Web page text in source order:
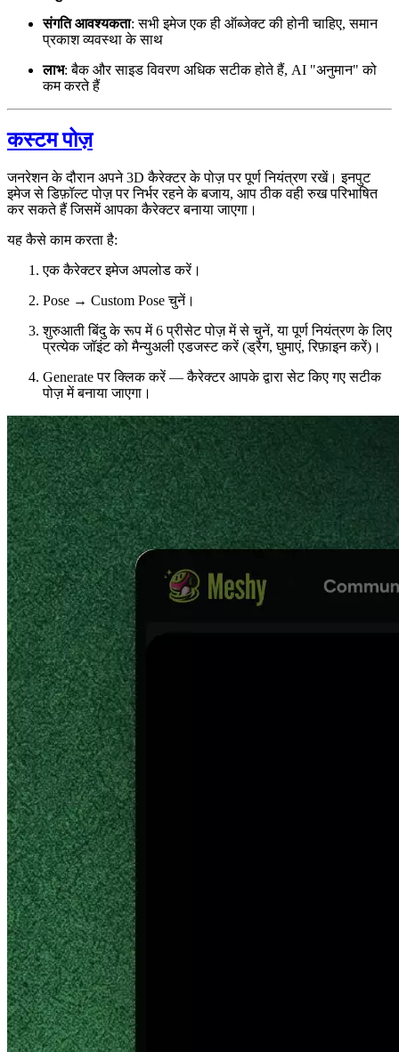
संगति आवश्यकता: सभी इमेज एक ही ऑब्जेक्ट की होनी चाहिए, समान
प्रकाश व्यवस्था के साथ
लाभ: बैक और साइड विवरण अधिक सटीक होते हैं, AI "अनुमान" को
कम करते हैं
कस्टम पोज़
जनरेशन के दौरान अपने 3D कैरेक्टर के पोज़ पर पूर्ण नियंत्रण रखें। इनपुट
इमेज से डिफ़ॉल्ट पोज़ पर निर्भर रहने के बजाय, आप ठीक वही रुख परिभाषित
कर सकते हैं जिसमें आपका कैरेक्टर बनाया जाएगा।
यह कैसे काम करता है:
एक कैरेक्टर इमेज अपलोड करें।
Pose → Custom Pose चुनें।
शुरुआती बिंदु के रूप में 6 प्रीसेट पोज़ में से चुनें, या पूर्ण नियंत्रण के लिए
प्रत्येक जॉइंट को मैन्युअली एडजस्ट करें (ड्रैग, घुमाएं, रिफ़ाइन करें)।
Generate पर क्लिक करें — कैरेक्टर आपके द्वारा सेट किए गए सटीक
पोज़ में बनाया जाएगा।